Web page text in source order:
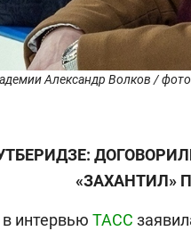
Александр Волков /
«ЗАХАНТИЛ»
интервью ТАСС